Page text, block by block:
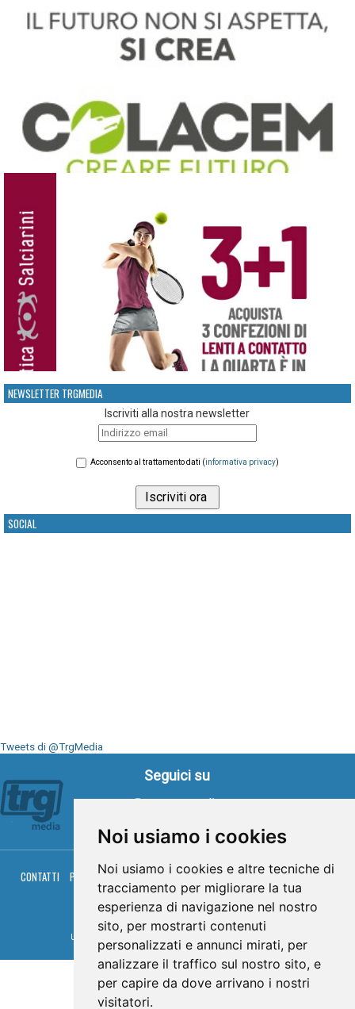
Noi usiamo i cookies
Noi usiamo i cookies e altre tecniche di
tracciamento per migliorare la tua
esperienza di navigazione nel nostro
sito, per mostrarti contenuti
personalizzati e annunci mirati, per
analizzare il traffico sul nostro sito, e
per capire da dove arrivano i nostri
visitatori.
NEWSLETTER TRGMEDIA
Iscriviti alla nostra newsletter
Acconsento al trattamento dati (informativa privacy)
SOCIAL
Tweets di @TrgMedia
Seguici su
CONTATTI PRIVACY COOKIES PALINSESTO DIRETTA TV
DIRETTA RADIO
RGM HITRADIO
© TRG Media 2005-2026
Umbria Televisioni s.r.l. - P.I.00496230541 -